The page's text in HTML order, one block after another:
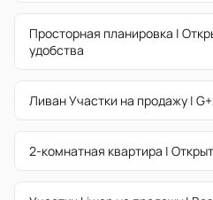
Просторная планировка |
удобства
Ливан Участки на продажу |
2-комнатная квартира |